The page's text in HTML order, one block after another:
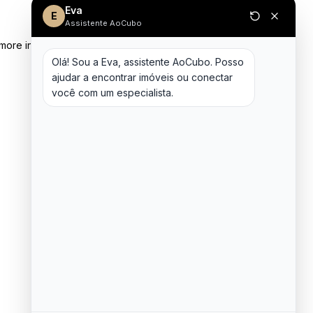
information)
E Eva
Assistente AoCubo
Olá! Sou a Eva, assistente AoCubo. Posso
ajudar a encontrar imóveis ou conectar
você com um especialista.